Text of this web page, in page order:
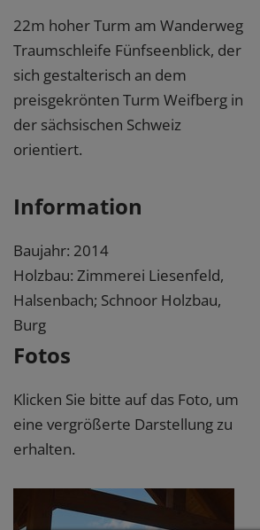
22m hoher Turm am Wanderweg
Traumschleife Fünfseenblick, der
sich gestalterisch an dem
preisgekrönten Turm Weifberg in
der sächsischen Schweiz
orientiert.
Information
Baujahr: 2014
Holzbau: Zimmerei Liesenfeld,
Halsenbach; Schnoor Holzbau,
Burg
Fotos
Klicken Sie bitte auf das Foto, um
eine vergrößerte Darstellung zu
erhalten.